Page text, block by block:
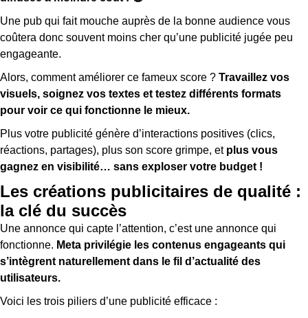
Une pub qui fait mouche auprès de la bonne audience vous
coûtera donc souvent moins cher qu’une publicité jugée peu
engageante.
Alors, comment améliorer ce fameux score ? Travaillez vos
visuels, soignez vos textes et testez différents formats
pour voir ce qui fonctionne le mieux.
Plus votre publicité génère d’interactions positives (clics,
réactions, partages), plus son score grimpe, et plus vous
gagnez en visibilité… sans exploser votre budget !
Les créations publicitaires de qualité :
la clé du succès
Une annonce qui capte l’attention, c’est une annonce qui
fonctionne. Meta privilégie les contenus engageants qui
s’intègrent naturellement dans le fil d’actualité des
utilisateurs.
Voici les trois piliers d’une publicité efficace :